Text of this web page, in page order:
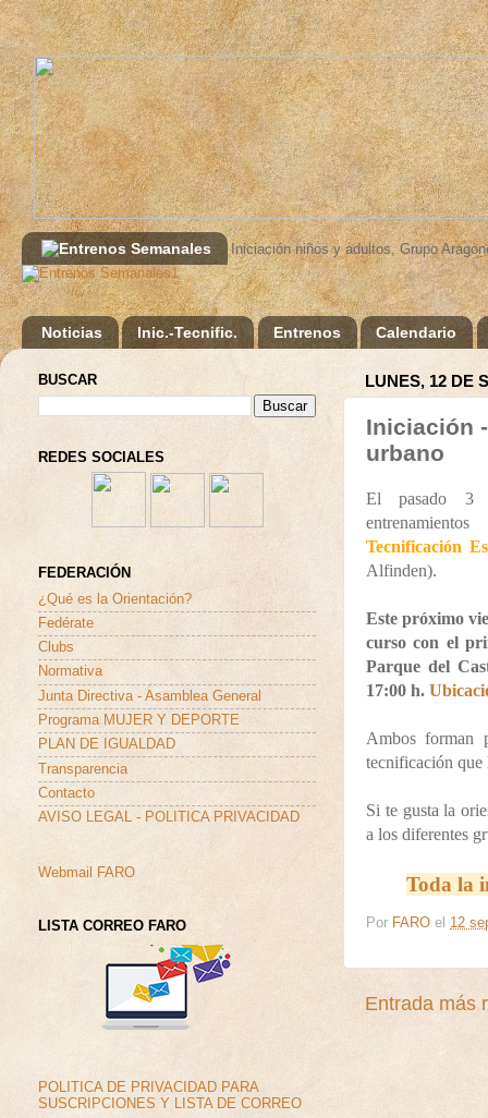
Iniciación niños y adultos, Grupo
1
Noticias Inic.-Tecnific. Entrenos Calendario
LUNES, 12 DE
Iniciación
urbano
El pasado 3
Tecnificación
Alfinden).
Este próximo
curso con el
Parque del
17:00 h.
Ambos forman
tecnificación
Si te gusta la
a los diferentes
Toda la
Por FARO el 12
Entrada más
BUSCAR
REDES SOCIALES
FEDERACIÓN
¿Qué es la Orientación?
Fedérate
Clubs
Normativa
Junta Directiva - Asamblea General
Programa MUJER Y DEPORTE
PLAN DE IGUALDAD
Transparencia
Contacto
AVISO LEGAL - POLITICA PRIVACIDAD
Webmail FARO
LISTA CORREO FARO
POLITICA DE PRIVACIDAD PARA
SUSCRIPCIONES Y LISTA DE CORREO